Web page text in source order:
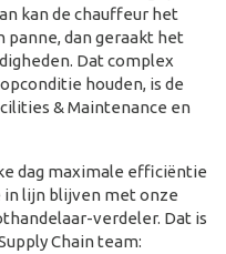
kan de chauffeur het
dan geraakt het
Dat complex
houden, is de
& Maintenance en
dag maximale efficiëntie
in lijn blijven met onze
verdeler. Dat is
Chain team: